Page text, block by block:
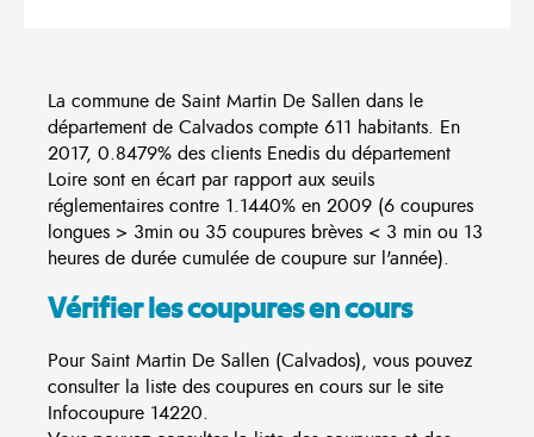
La commune de Saint Martin De Sallen dans le
département de Calvados compte 611 habitants. En
2017, 0.8479% des clients Enedis du département
Loire sont en écart par rapport aux seuils
réglementaires contre 1.1440% en 2009 (6 coupures
longues > 3min ou 35 coupures brèves < 3 min ou 13
heures de durée cumulée de coupure sur l'année).
Vérifier les coupures en cours
Pour Saint Martin De Sallen (Calvados), vous pouvez
consulter la liste des coupures en cours sur le site
Infocoupure 14220.